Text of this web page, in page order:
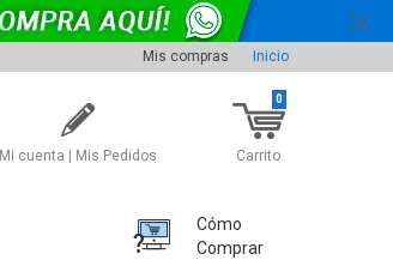
Mis compras Inicio
Mi cuenta | Mis Pedidos Carrito
0
Cómo
Comprar